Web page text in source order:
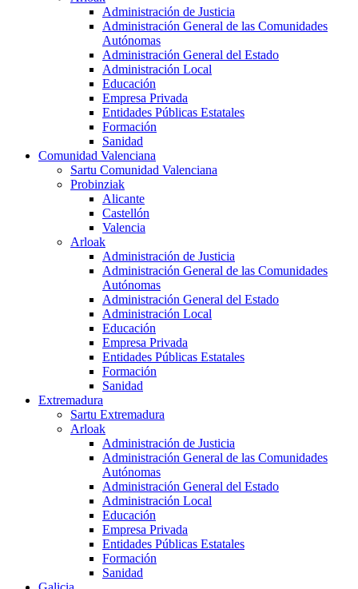
Administración de Justicia
Administración General de las Comunidades
Autónomas
Administración General del Estado
Administración Local
Educación
Empresa Privada
Entidades Públicas Estatales
Formación
Sanidad
Comunidad Valenciana
Sartu Comunidad Valenciana
Probinziak
Alicante
Castellón
Valencia
Arloak
Administración de Justicia
Administración General de las Comunidades
Autónomas
Administración General del Estado
Administración Local
Educación
Empresa Privada
Entidades Públicas Estatales
Formación
Sanidad
Extremadura
Sartu Extremadura
Arloak
Administración de Justicia
Administración General de las Comunidades
Autónomas
Administración General del Estado
Administración Local
Educación
Empresa Privada
Entidades Públicas Estatales
Formación
Sanidad